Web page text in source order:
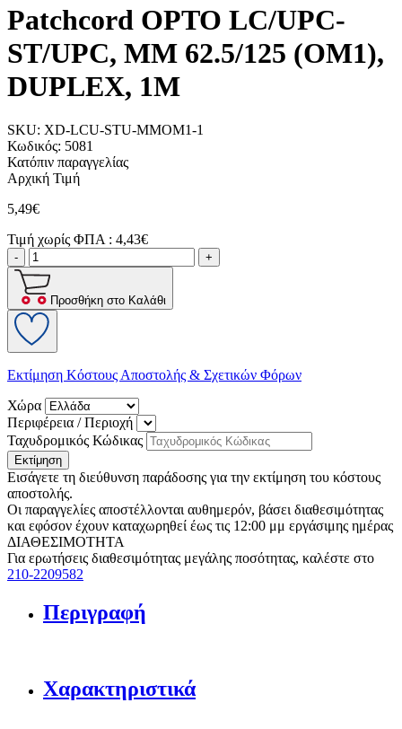
Patchcord OPTO LC/UPC-
ST/UPC, MM 62.5/125 (OM1),
DUPLEX, 1M
SKU: XD-LCU-STU-MMOM1-1
Κωδικός: 5081
Κατόπιν παραγγελίας
Αρχική Τιμή
5,49€
Τιμή χωρίς ΦΠΑ : 4,43€
- +
Προσθήκη στο Καλάθι
Εκτίμηση Κόστους Αποστολής & Σχετικών Φόρων
Χώρα
Περιφέρεια / Περιοχή
Ταχυδρομικός Κώδικας
Εκτίμηση
Εισάγετε τη διεύθυνση παράδοσης για την εκτίμηση του κόστους
αποστολής.
Οι παραγγελίες αποστέλλονται αυθημερόν, βάσει διαθεσιμότητας
και εφόσον έχουν καταχωρηθεί έως τις 12:00 μμ εργάσιμης ημέρας
ΔΙΑΘΕΣΙΜΟΤΗΤΑ
Για ερωτήσεις διαθεσιμότητας μεγάλης ποσότητας, καλέστε στο
210-2209582
Περιγραφή
Χαρακτηριστικά